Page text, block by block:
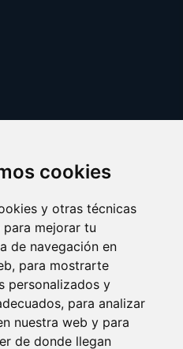
cookies
y otras técnicas
mejorar tu
de navegación en
para mostrarte
personalizados y
para analizar
nuestra web y para
de donde llegan
preferences